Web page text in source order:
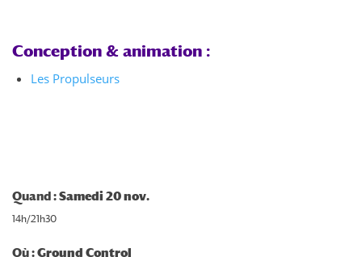
Conception & animation :
Les Propulseurs
Quand: Samedi 20 nov.
14h/21h30
Où: Ground Control